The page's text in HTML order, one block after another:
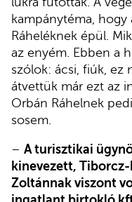
kampánytéma, hogy
Ráheléknek épül.
az enyém. Ebben a
szólok: ácsi, fiúk, ez
átvettük már ezt az
Orbán Ráhelnek
sosem.
– A turisztikai
kinevezett,
Zoltánnak viszont